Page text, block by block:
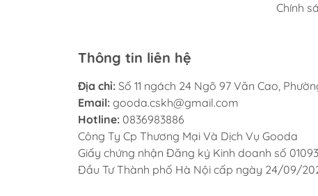
Chính
Thông tin liên hệ
Địa chỉ: Số 11 ngách 24 Ngõ 97 Văn Cao,
Email: gooda.cskh@gmail.com
Hotline: 0836983886
Công Ty Cp Thương Mại Và Dịch Vụ Gooda
Giấy chứng nhận Đăng ký Kinh doanh số
Đầu Tư Thành phố Hà Nội cấp ngày 24/09/